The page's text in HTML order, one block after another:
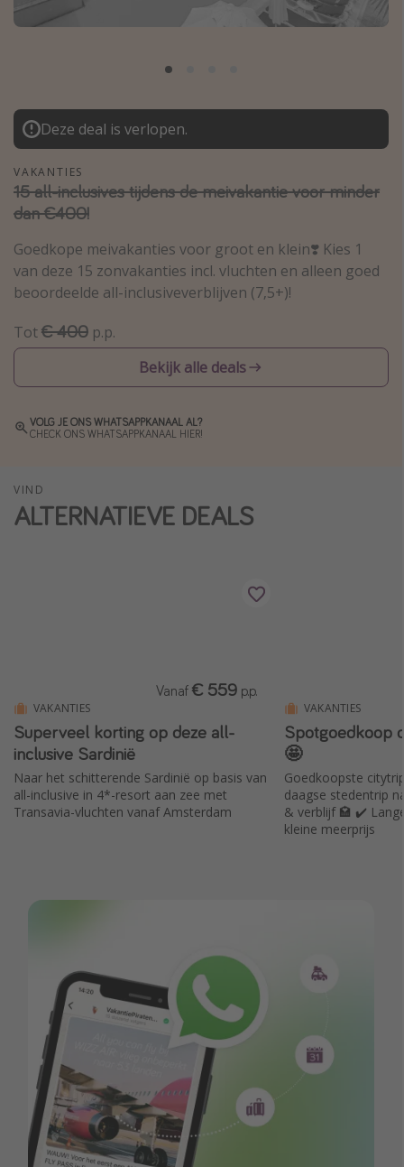
Thailand
Madeira
Egypte
Bali
Type vakantie
Overzicht
Weekendje weg
Vroegboeker
Single reizen
Rondreizen
Disneyland Parijs
Strandvakantie in Italië
Strandvakantie in Nederland
All inclusive vakantie in Griekenland
Deze deal is verlopen.
VAKANTIES
15 all-inclusives tijdens de meivakantie voor minder
dan €400!
Goedkope meivakanties voor groot en klein❣️ Kies 1
van deze 15 zonvakanties incl. vluchten en alleen goed
beoordeelde all-inclusiveverblijven (7,5+)!
Tot€ 400 p.p.
Bekijk alle deals
VOLG JE ONS WHATSAPPKANAAL AL?
CHECK ONS WHATSAPPKANAAL HIER!
VIND
ALTERNATIEVE DEALS
VAKANTIES
Superveel korting op deze all-
inclusive Sardinië
Naar het schitterende Sardinië op basis van
all-inclusive in 4*-resort aan zee met
Transavia-vluchten vanaf Amsterdam
Vanaf € 559 p.p.
VAKANTIES
Spotgoedkoop
🤩
Goedkoopste
daagse stedentrip
& verblijf 🏩 ✔️
kleine meerprijs